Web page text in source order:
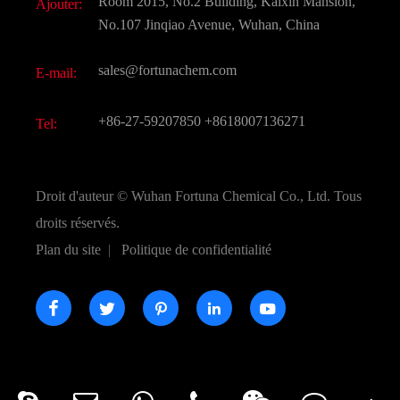
Saveurs et parfums
CAS chimiques
Ajouter:
No.107 Jinqiao Avenue, Wuhan, China
E-mail: sales@fortunachem.com
Tel: +86-27-59207850 +8618007136271
Droit d'auteur © Wuhan Fortuna Chemical Co., Ltd. Tous
droits réservés.
Plan du site | Politique de confidentialité
    